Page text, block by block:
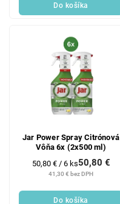
Do košíka
Jar Power Spray Citrónová
Vôňa 6x (2x500 ml)
41,30 € bez DPH
50,80 €
Jednotková
cena:
50,80 € / 6 ks
Do košíka